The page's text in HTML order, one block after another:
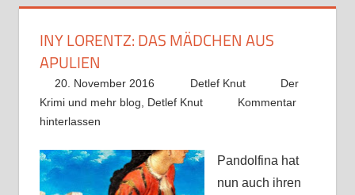
INY LORENTZ: DAS MÄDCHEN AUS
APULIEN
20. November 2016 Detlef Knut
Der
Krimi und mehr blog
Detlef Knut
Kommentar
hinterlassen
Pandolfina hat
nun auch ihren